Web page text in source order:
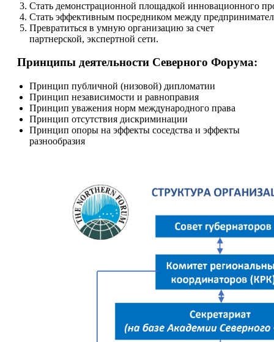
Стать демонстрационной площадкой инновационного
Стать эффективным посредником между
Превратиться в умную организацию за счет
партнерской, экспертной сети.
Принципы деятельности Северного Форума:
Принцип публичной (низовой) дипломатии
Принцип независимости и равноправия
Принцип уважения норм международного права
Принцип отсутствия дискриминации
Принцип опоры на эффекты соседства и эффекты
разнообразия